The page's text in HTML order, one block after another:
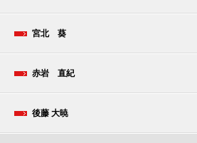
宮北 葵
赤岩 直紀
後藤 大暁